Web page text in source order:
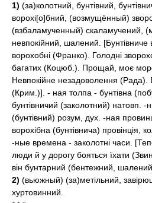
1) (за)колотний, бунтівний,
ворохі[о]бний, (возмущённый)
(взбаламученный) скаламучений,
невпокійний, шалений.
ворохобні (Франко). Голодні
багатих (Коцюб.). Прощай, моє
Невпокійне незадоволення
(Крим.)]. - ная толпа - бунтівна
бунтівничий (заколотний) натовп.
(бунтівний) розум, дух. -ная
ворохібна (бунтівнича) провінція,
-ные времена - заколотні часи.
люди й у дорогу бояться їхати
він бунтарний (бентежний,
2) (вьюжный) (за)метільний,
хуртовинний.